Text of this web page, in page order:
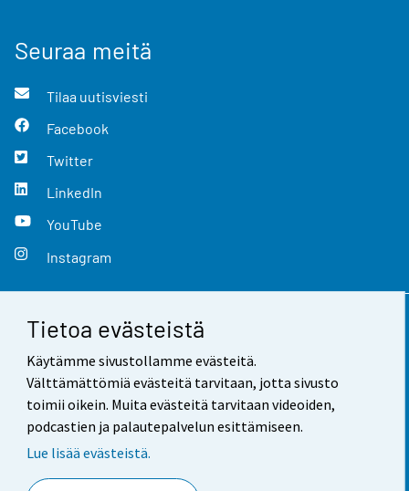
Tietoa evästeistä
Käytämme sivustollamme evästeitä.
Välttämättömiä evästeitä tarvitaan, jotta sivusto
toimii oikein. Muita evästeitä tarvitaan videoiden,
podcastien ja palautepalvelun esittämiseen.
Lue lisää evästeistä.
Seuraa meitä
Tilaa uutisviesti
Facebook
Twitter
LinkedIn
YouTube
Instagram
Yhteystiedot
Palaute
Käyttöehdot
Saavutettavuus